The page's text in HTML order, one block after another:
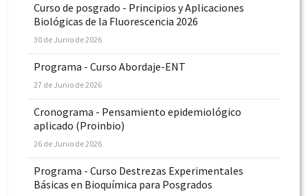
Curso de posgrado - Principios y Aplicaciones
Biológicas de la Fluorescencia 2026
30 de Junio de 2026
Programa - Curso Abordaje-ENT
27 de Junio de 2026
Cronograma - Pensamiento epidemiológico
aplicado (Proinbio)
26 de Junio de 2026
Programa - Curso Destrezas Experimentales
Básicas en Bioquímica para Posgrados